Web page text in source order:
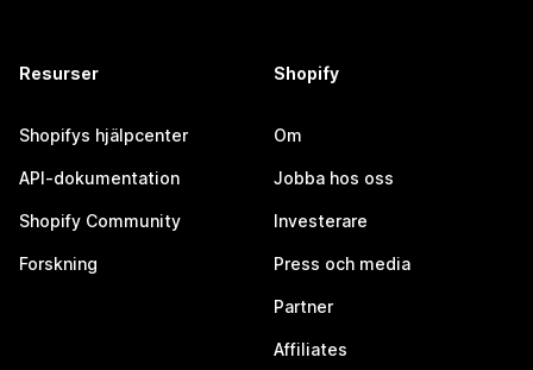
Resurser
Shopifys hjälpcenter
API-dokumentation
Shopify Community
Forskning
Shopify
Om
Jobba hos oss
Investerare
Press och media
Partner
Affiliates